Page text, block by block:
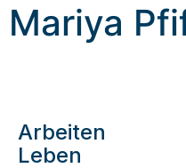
Mariya
Arbeiten
Leben